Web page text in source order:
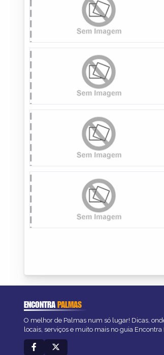
ENCONTRAPALMAS
O melhor de Palmas num só lugar! Dicas,
locais, serviços e muito mais no guia Encontra